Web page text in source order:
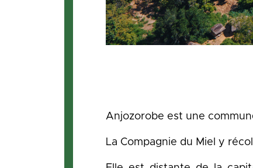
Anjozorobe est une
La Compagnie du Miel y